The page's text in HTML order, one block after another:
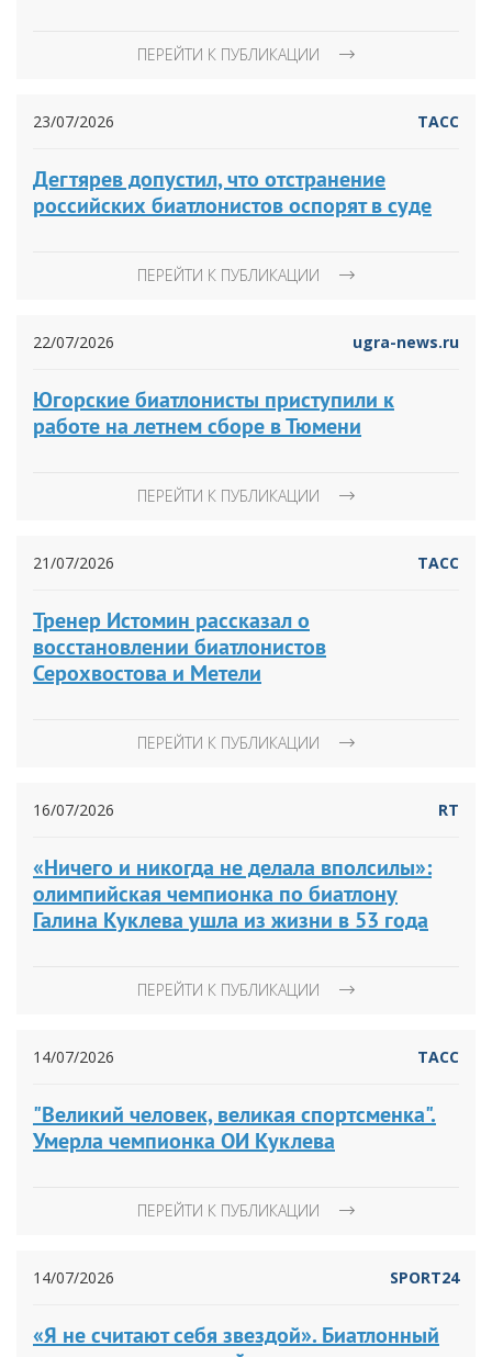
ПЕРЕЙТИ К ПУБЛИКАЦИИ
23/07/2026 ТАСС
Дегтярев допустил, что отстранение
российских биатлонистов оспорят в суде
ПЕРЕЙТИ К ПУБЛИКАЦИИ
22/07/2026 ugra-news.ru
Югорские биатлонисты приступили к
работе на летнем сборе в Тюмени
ПЕРЕЙТИ К ПУБЛИКАЦИИ
21/07/2026 ТАСС
Тренер Истомин рассказал о
восстановлении биатлонистов
Серохвостова и Метели
ПЕРЕЙТИ К ПУБЛИКАЦИИ
16/07/2026 RT
«Ничего и никогда не делала вполсилы»:
олимпийская чемпионка по биатлону
Галина Куклева ушла из жизни в 53 года
ПЕРЕЙТИ К ПУБЛИКАЦИИ
14/07/2026 ТАСС
"Великий человек, великая спортсменка".
Умерла чемпионка ОИ Куклева
ПЕРЕЙТИ К ПУБЛИКАЦИИ
14/07/2026 SPORT24
«Я не считают себя звездой». Биатлонный